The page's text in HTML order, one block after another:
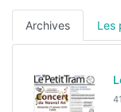
Archives Les